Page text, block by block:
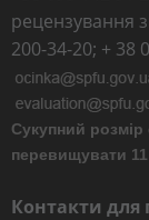
рецензування
200-34-20; + 38
Сукупний
перевищувати
Контакти